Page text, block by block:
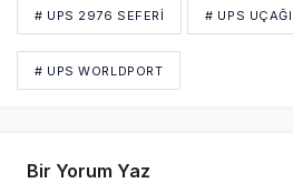
# UPS 2976 SEFERI # UPS
# UPS WORLDPORT
Bir Yorum Yaz